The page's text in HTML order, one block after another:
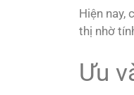
Hiện nay,
thị nhờ
Ưu